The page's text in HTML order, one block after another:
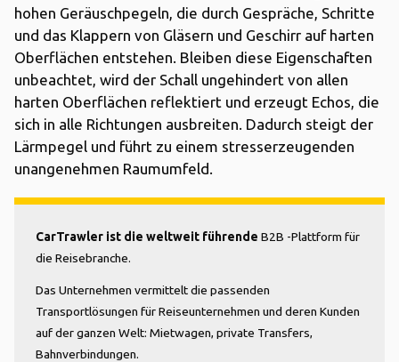
hohen Geräuschpegeln, die durch Gespräche, Schritte
und das Klappern von Gläsern und Geschirr auf harten
Oberflächen entstehen. Bleiben diese Eigenschaften
unbeachtet, wird der Schall ungehindert von allen
harten Oberflächen reflektiert und erzeugt Echos, die
sich in alle Richtungen ausbreiten. Dadurch steigt der
Lärmpegel und führt zu einem stresserzeugenden
unangenehmen Raumumfeld.
CarTrawler ist die weltweit führende B2B -Plattform für
die Reisebranche.
Das Unternehmen vermittelt die passenden
Transportlösungen für Reiseunternehmen und deren Kunden
auf der ganzen Welt: Mietwagen, private Transfers,
Bahnverbindungen.